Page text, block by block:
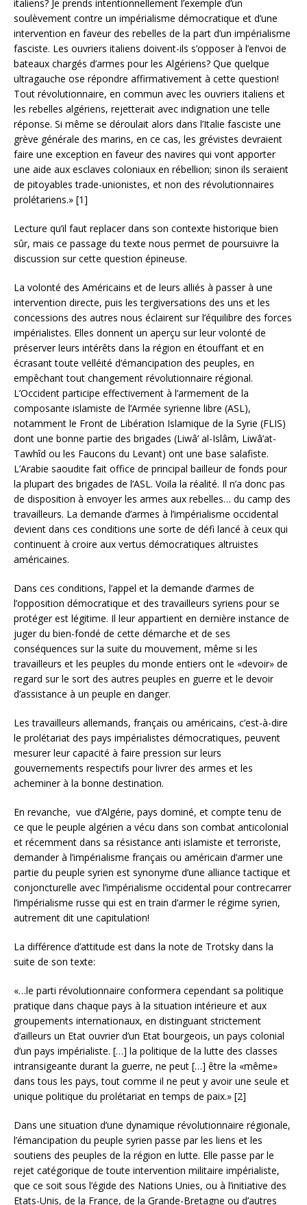
italiens? Je prends intentionnellement l’exemple d’un
soulèvement contre un impérialisme démocratique et d’une
intervention en faveur des rebelles de la part d’un impérialisme
fasciste. Les ouvriers italiens doivent-ils s’opposer à l’envoi de
bateaux chargés d’armes pour les Algériens? Que quelque
ultragauche ose répondre affirmativement à cette question!
Tout révolutionnaire, en commun avec les ouvriers italiens et
les rebelles algériens, rejetterait avec indignation une telle
réponse. Si même se déroulait alors dans l’Italie fasciste une
grève générale des marins, en ce cas, les grévistes devraient
faire une exception en faveur des navires qui vont apporter
une aide aux esclaves coloniaux en rébellion; sinon ils seraient
de pitoyables trade-unionistes, et non des révolutionnaires
prolétariens.» [1]
Lecture qu’il faut replacer dans son contexte historique bien
sûr, mais ce passage du texte nous permet de poursuivre la
discussion sur cette question épineuse.
La volonté des Américains et de leurs alliés à passer à une
intervention directe, puis les tergiversations des uns et les
concessions des autres nous éclairent sur l’équilibre des forces
impérialistes. Elles donnent un aperçu sur leur volonté de
préserver leurs intérêts dans la région en étouffant et en
écrasant toute velléité d’émancipation des peuples, en
empêchant tout changement révolutionnaire régional.
L’Occident participe effectivement à l’armement de la
composante islamiste de l’Armée syrienne libre (ASL),
notamment le Front de Libération Islamique de la Syrie (FLIS)
dont une bonne partie des brigades (Liwâ’ al-Islâm, Liwâ’at-
Tawhîd ou les Faucons du Levant) ont une base salafiste.
L’Arabie saoudite fait office de principal bailleur de fonds pour
la plupart des brigades de l’ASL. Voila la réalité. Il n’a donc pas
de disposition à envoyer les armes aux rebelles… du camp des
travailleurs. La demande d’armes à l’impérialisme occidental
devient dans ces conditions une sorte de défi lancé à ceux qui
continuent à croire aux vertus démocratiques altruistes
américaines.
Dans ces conditions, l’appel et la demande d’armes de
l’opposition démocratique et des travailleurs syriens pour se
protéger est légitime. Il leur appartient en dernière instance de
juger du bien-fondé de cette démarche et de ses
conséquences sur la suite du mouvement, même si les
travailleurs et les peuples du monde entiers ont le «devoir» de
regard sur le sort des autres peuples en guerre et le devoir
d’assistance à un peuple en danger.
Les travailleurs allemands, français ou américains, c’est-à-dire
le prolétariat des pays impérialistes démocratiques, peuvent
mesurer leur capacité à faire pression sur leurs
gouvernements respectifs pour livrer des armes et les
acheminer à la bonne destination.
En revanche, vue d’Algérie, pays dominé, et compte tenu de
ce que le peuple algérien a vécu dans son combat anticolonial
et récemment dans sa résistance anti islamiste et terroriste,
demander à l’impérialisme français ou américain d’armer une
partie du peuple syrien est synonyme d’une alliance tactique et
conjoncturelle avec l’impérialisme occidental pour contrecarrer
l’impérialisme russe qui est en train d’armer le régime syrien,
autrement dit une capitulation!
La différence d’attitude est dans la note de Trotsky dans la
suite de son texte:
«…le parti révolutionnaire conformera cependant sa politique
pratique dans chaque pays à la situation intérieure et aux
groupements internationaux, en distinguant strictement
d’ailleurs un Etat ouvrier d’un Etat bourgeois, un pays colonial
d’un pays impérialiste. […] la politique de la lutte des classes
intransigeante durant la guerre, ne peut […] être la «même»
dans tous les pays, tout comme il ne peut y avoir une seule et
unique politique du prolétariat en temps de paix.» [2]
Dans une situation d’une dynamique révolutionnaire régionale,
l’émancipation du peuple syrien passe par les liens et les
soutiens des peuples de la région en lutte. Elle passe par le
rejet catégorique de toute intervention militaire impérialiste,
que ce soit sous l’égide des Nations Unies, ou à l’initiative des
Etats-Unis, de la France, de la Grande-Bretagne ou d’autres